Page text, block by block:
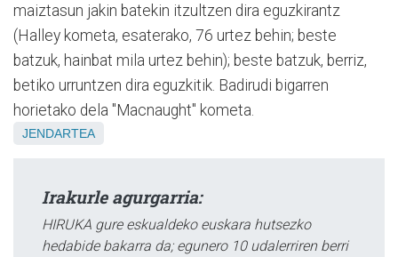
maiztasun jakin batekin itzultzen dira eguzkirantz
(Halley kometa, esaterako, 76 urtez behin; beste
batzuk, hainbat mila urtez behin); beste batzuk, berriz,
betiko urruntzen dira eguzkitik. Badirudi bigarren
horietako dela "Macnaught" kometa.
JENDARTEA
Irakurle agurgarria:
HIRUKA gure eskualdeko euskara hutsezko
hedabide bakarra da; egunero 10 udalerriren berri